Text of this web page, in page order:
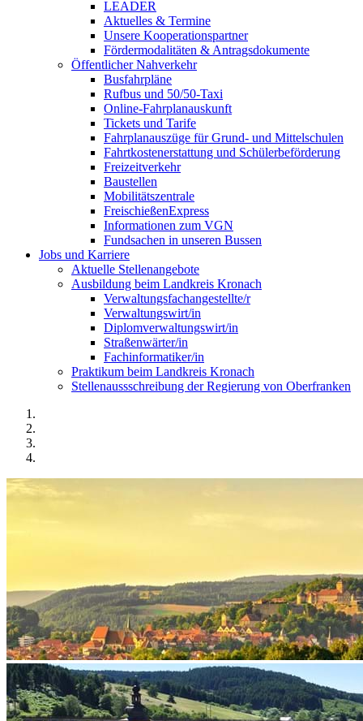
LEADER
Aktuelles & Termine
Unsere Kooperationspartner
Fördermodalitäten & Antragsdokumente
Öffentlicher Nahverkehr
Busfahrpläne
Rufbus und 50/50-Taxi
Online-Fahrplanauskunft
Tickets und Tarife
Fahrplanauszüge für Grund- und Mittelschulen
Fahrtkostenerstattung und Schülerbeförderung
Freizeitverkehr
Baustellen
Mobilitätszentrale
FreischießenExpress
Informationen zum VGN
Fundsachen in unseren Bussen
Jobs und Karriere
Aktuelle Stellenangebote
Ausbildung beim Landkreis Kronach
Verwaltungsfachangestellte/r
Verwaltungswirt/in
Diplomverwaltungswirt/in
Straßenwärter/in
Fachinformatiker/in
Praktikum beim Landkreis Kronach
Stellenaussschreibung der Regierung von Oberfranken